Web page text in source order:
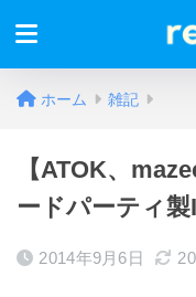
ホーム 雑記
【ATOK、
ードパーティ
2014年9月6日